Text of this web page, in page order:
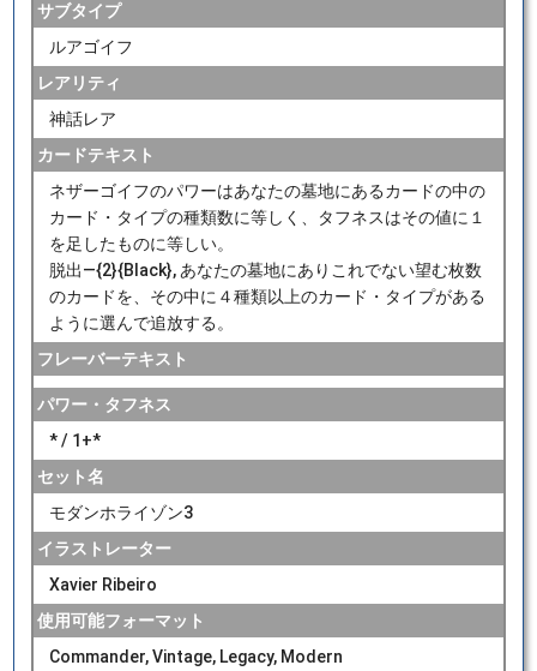
サブタイプ
ルアゴイフ
レアリティ
神話レア
カードテキスト
ネザーゴイフのパワーはあなたの墓地にあるカードの中の
カード・タイプの種類数に等しく、タフネスはその値に１
を足したものに等しい。
脱出―{2}{Black}, あなたの墓地にありこれでない望む枚数
のカードを、その中に４種類以上のカード・タイプがある
ように選んで追放する。
フレーバーテキスト
パワー・タフネス
* / 1+*
セット名
モダンホライゾン3
イラストレーター
Xavier Ribeiro
使用可能フォーマット
Commander, Vintage, Legacy, Modern